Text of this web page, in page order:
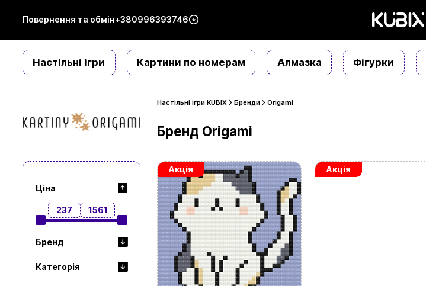
Повернення та обмін+380996393746
Настільні ігри Картини по номерам Алмазка Фігурки
Настільні ігри KUBIX Бренди Origami
Ціна
237 1561
Бренд
Категорія
Бренд Origami
Акція Акція